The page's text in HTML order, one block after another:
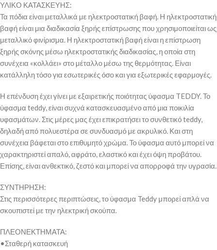
ΥΛΙΚΟ ΚΑΤΑΣΚΕΥΗΣ:
Τα πόδια είναι μεταλλικά με ηλεκτροστατική βαφή. Η ηλεκτροστατική
βαφή είναι μια διαδικασία ξηρής επίστρωσης που χρησιμοποιείται ως
μεταλλικό φινίρισμα. Η ηλεκτροστατική βαφή είναι η επίστρωση
ξηρής σκόνης μέσω ηλεκτροστατικής διαδικασίας, η οποία στη
συνέχεια «κολλάει» στο μέταλλο μέσω της θερμότητας. Είναι
κατάλληλη τόσο για εσωτερικές όσο και για εξωτερικές εφαρμογές.
Η επένδυση έχει γίνει με εξαιρετικής ποιότητας ύφασμα TEDDY. Το
ύφασμα teddy, είναι συχνά κατασκευασμένο από μια ποικιλία
υφασμάτων. Στις μέρες μας έχει επικρατήσει το συνθετικό teddy,
δηλαδή από πολυεστέρα σε συνδυασμό με ακρυλικό. Και στη
συνέχεια βάφεται στο επιθυμητό χρώμα. Το ύφασμα αυτό μπορεί να
χαρακτηριστεί απαλό, αφράτο, ελαστικό και έχει όψη προβάτου.
Επίσης, είναι ανθεκτικό, ζεστό και μπορεί να απορροφά την υγρασία.
ΣΥΝΤΗΡΗΣΗ:
Στις περισσότερες περιπτώσεις, το ύφασμα Teddy μπορεί απλά να
σκουπιστεί με την ηλεκτρική σκούπα.
ΠΛΕΟΝΕΚΤΗΜΑΤΑ:
•Σταθερή κατασκευή